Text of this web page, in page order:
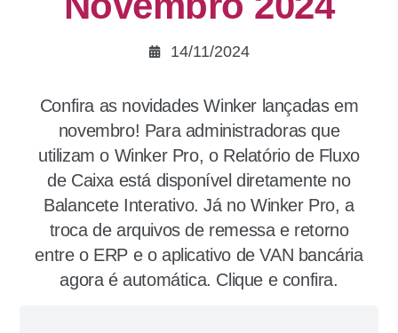
14/11/2024
Confira as novidades Winker lançadas em
novembro! Para administradoras que
utilizam o Winker Pro, o Relatório de Fluxo
de Caixa está disponível diretamente no
Balancete Interativo. Já no Winker Pro, a
troca de arquivos de remessa e retorno
entre o ERP e o aplicativo de VAN bancária
agora é automática. Clique e confira.